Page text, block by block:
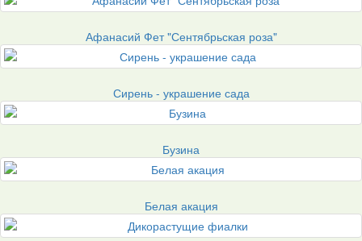
Афанасий Фет "Сентябрьская роза"
Сирень - украшение сада
Бузина
Белая акация